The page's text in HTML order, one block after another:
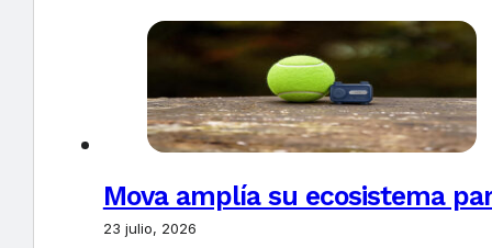
Mova amplía su ecosistema
23 julio, 2026